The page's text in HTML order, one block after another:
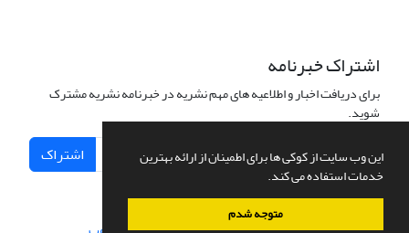
این وب سایت از کوکی ها برای اطمینان از ارائه بهترین
خدمات استفاده می کند.
متوجه شدم
اشتراک خبرنامه
برای دریافت اخبار و اطلاعیه های مهم نشریه در خبرنامه نشریه مشترک
شوید.
اشتراک